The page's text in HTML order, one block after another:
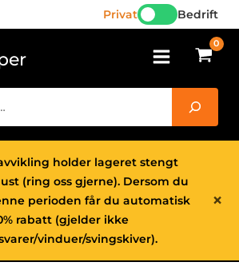
Privat Bedrift
×
holder lageret stengt
(ring oss gjerne). Dersom du
perioden får du automatisk
rabatt (gjelder ikke
vinduer/svingskiver).